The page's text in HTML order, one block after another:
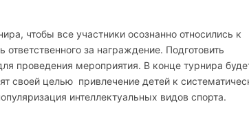
чтобы все участники осознанно относились к
за награждение. Подготовить
проведения мероприятия. В конце турнира
своей целью привлечение детей к
интеллектуальных видов спорта.